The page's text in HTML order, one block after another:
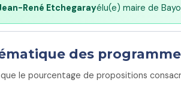
René Etchegarayélu(e) maire de
des
le pourcentage de propositions